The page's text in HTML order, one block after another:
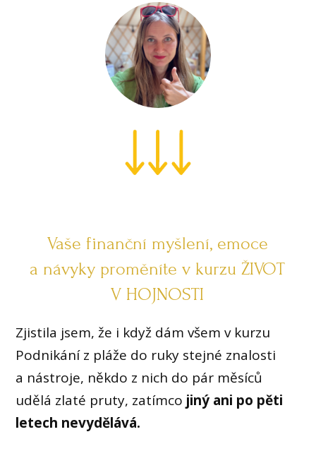
Vaše finanční myšlení, emoce
a návyky proměníte v kurzu ŽIVOT
V HOJNOSTI
Zjistila jsem, že i když dám všem v kurzu
Podnikání z pláže do ruky stejné znalosti
a nástroje, někdo z nich do pár měsíců
udělá zlaté pruty, zatímco jiný ani po pěti
letech nevydělává.